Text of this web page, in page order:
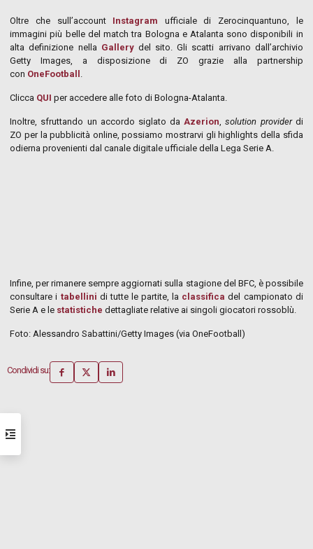
Oltre che sull’account Instagram ufficiale di Zerocinquantuno, le
immagini più belle del match tra Bologna e Atalanta sono disponibili in
alta definizione nella Gallerydel sito. Gli scatti arrivano dall’archivio
Getty Images, a disposizione di ZO grazie alla partnership
con OneFootball .
Clicca QUI per accedere alle foto di Bologna-Atalanta.
Inoltre, sfruttando un accordo siglato daAzerion,solution providerdi
ZO per la pubblicità online, possiamo mostrarvi gli highlights della sfida
odierna provenienti dal canale digitale ufficiale della Lega Serie A.
Infine, per rimanere sempre aggiornati sulla stagione del BFC, è possibile
consultare i tabellini di tutte le partite, la classifica del campionato di
Serie A e le statistiche dettagliate relative ai singoli giocatori rossoblù.
Foto: Alessandro Sabattini/Getty Images (via OneFootball)
Condividi su: